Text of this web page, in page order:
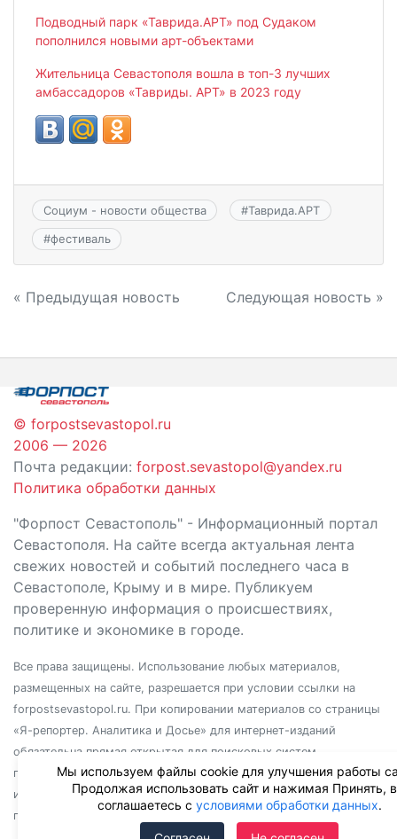
Подводный парк «Таврида.АРТ» под Судаком
пополнился новыми арт-объектами
Жительница Севастополя вошла в топ-3 лучших
амбассадоров «Тавриды. АРТ» в 2023 году
Социум - новости общества #Таврида.АРТ
#фестиваль
Навигация
записям
« Предыдущая новость Следующая новость »
© forpostsevastopol.ru
2006 — 2026
Почта редакции: forpost.sevastopol@yandex.ru
Политика обработки данных
"Форпост Севастополь" - Информационный портал
Севастополя. На сайте всегда актуальная лента
свежих новостей и событий последнего часа в
Севастополе, Крыму и в мире. Публикуем
проверенную информация о происшествиях,
политике и экономике в городе.
Все права защищены. Использование любых материалов,
размещенных на сайте, разрешается при условии ссылки на
forpostsevastopol.ru. При копировании материалов со страницы
«Я-репортер. Аналитика и Досье» для интернет-изданий
обязательна прямая открытая для поисковых систем
гиперссылка. Независимо от полного или частичного
использования материалов, ссылка должна быть размещена в
подзаголовке или первом абзаце материала.
Мы используем файлы cookie для улучшения работы
Продолжая использовать сайт и нажимая Принять,
соглашаетесь с условиями обработки данных.